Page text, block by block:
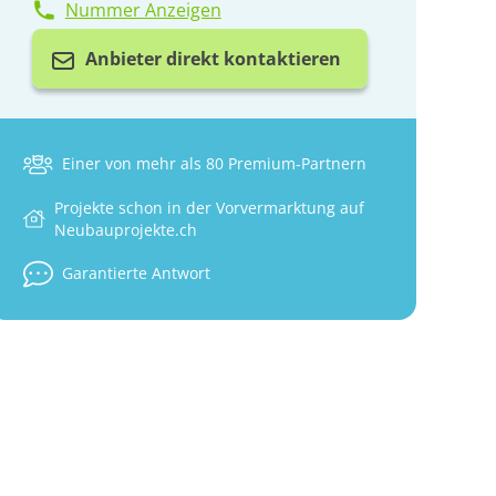
Nummer Anzeigen
Anbieter direkt kontaktieren
Einer von mehr als 80 Premium-Partnern
Projekte schon in der Vorvermarktung auf
Neubauprojekte.ch
Garantierte Antwort